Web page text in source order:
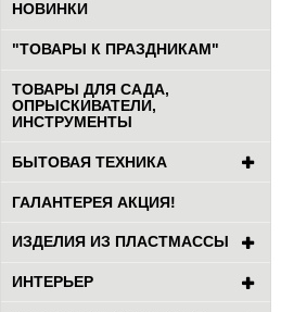
НОВИНКИ
"ТОВАРЫ К ПРАЗДНИКАМ"
ТОВАРЫ ДЛЯ САДА,
ОПРЫСКИВАТЕЛИ,
ИНСТРУМЕНТЫ
БЫТОВАЯ ТЕХНИКА
ГАЛАНТЕРЕЯ АКЦИЯ!
ИЗДЕЛИЯ ИЗ ПЛАСТМАССЫ
ИНТЕРЬЕР